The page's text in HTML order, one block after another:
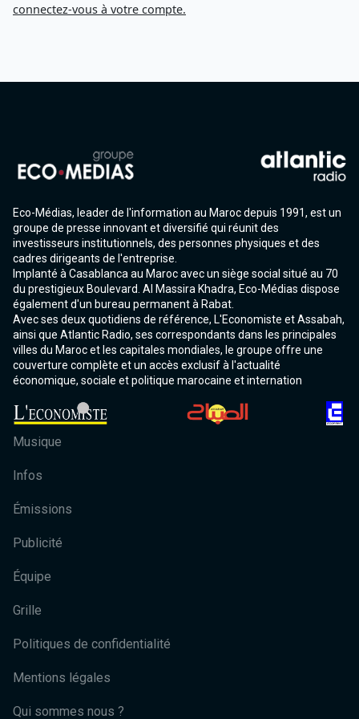
connectez-vous à votre compte.
Eco-Médias, leader de l'information au Maroc depuis 1991, est un
groupe de presse innovant et diversifié qui réunit des
investisseurs institutionnels, des personnes physiques et des
cadres dirigeants de l'entreprise.
Implanté à Casablanca au Maroc avec un siège social situé au 70
du prestigieux Boulevard. Al Massira Khadra, Eco-Médias dispose
également d'un bureau permanent à Rabat.
Avec ses deux quotidiens de référence, L'Economiste et Assabah,
ainsi que Atlantic Radio, ses correspondants dans les principales
villes du Maroc et les capitales mondiales, le groupe offre une
couverture complète et un accès exclusif à l'actualité
économique, sociale et politique marocaine et internation
Musique
Infos
Émissions
Publicité
Équipe
Grille
Politiques de confidentialité
Mentions légales
Qui sommes nous ?